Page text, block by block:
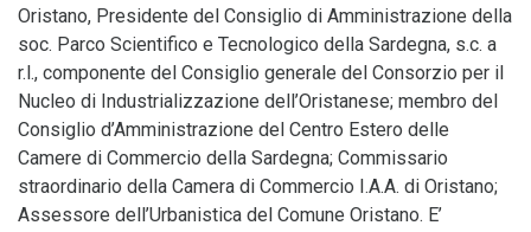
Oristano, Presidente del Consiglio di Amministrazione della
soc. Parco Scientifico e Tecnologico della Sardegna, s.c. a
r.l., componente del Consiglio generale del Consorzio per il
Nucleo di Industrializzazione dell’Oristanese; membro del
Consiglio d’Amministrazione del Centro Estero delle
Camere di Commercio della Sardegna; Commissario
straordinario della Camera di Commercio I.A.A. di Oristano;
Assessore dell’Urbanistica del Comune Oristano. E’